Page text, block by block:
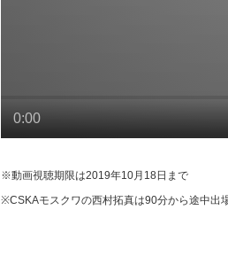
※動画視聴期限は2019年10月18日まで
※CSKAモスクワの西村拓真は90分から途中出